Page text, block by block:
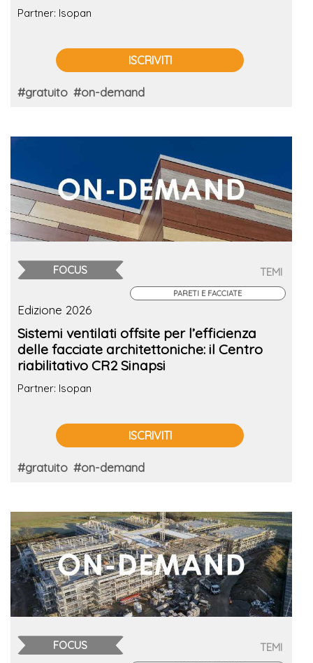
Partner: Isopan
ISCRIVITI
#gratuito #on-demand
FOCUS TEMI
PARETI E FACCIATE
Edizione 2026
Sistemi ventilati offsite per l’efficienza
delle facciate architettoniche: il Centro
riabilitativo CR2 Sinapsi
Partner: Isopan
ISCRIVITI
#gratuito #on-demand
FOCUS TEMI